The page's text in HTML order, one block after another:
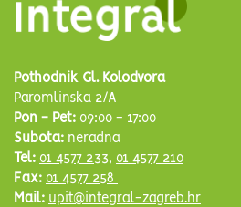
Pothodnik Gl. Kolodvora
Paromlinska 2/A
Pon - Pet: 09:00 - 17:00
Subota: neradna
Tel: 01 4577 233, 01 4577 210
Fax: 01 4577 258
Mail: upit@integral-zagreb.hr